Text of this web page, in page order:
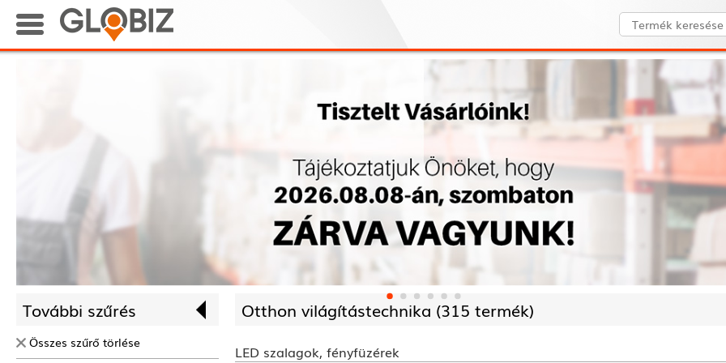
További szűrés
Összes szűrő törlése
Otthon világítástechnika (315 termék)
LED szalagok, fényfüzérek